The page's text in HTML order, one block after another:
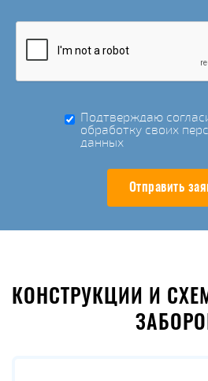
Подтверждаю
обработку своих
данных
Отправить
КОНСТРУКЦИИ И